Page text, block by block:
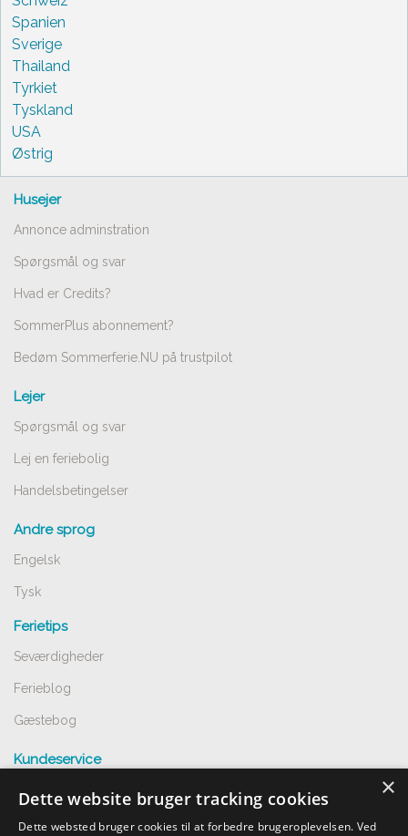
Spanien
Sverige
Thailand
Tyrkiet
Tyskland
USA
Østrig
Husejer
Annonce adminstration
Spørgsmål og svar
Hvad er Credits?
SommerPlus abonnement?
Bedøm Sommerferie.NU på trustpilot
Lejer
Spørgsmål og svar
Lej en feriebolig
Handelsbetingelser
Andre sprog
Engelsk
Tysk
Ferietips
Seværdigheder
Ferieblog
Gæstebog
Kundeservice
Spørgsmål og svar
Opret annnoce
×
Dette website bruger tracking cookies
Dette websted bruger cookies til at forbedre brugeroplevelsen. Ved